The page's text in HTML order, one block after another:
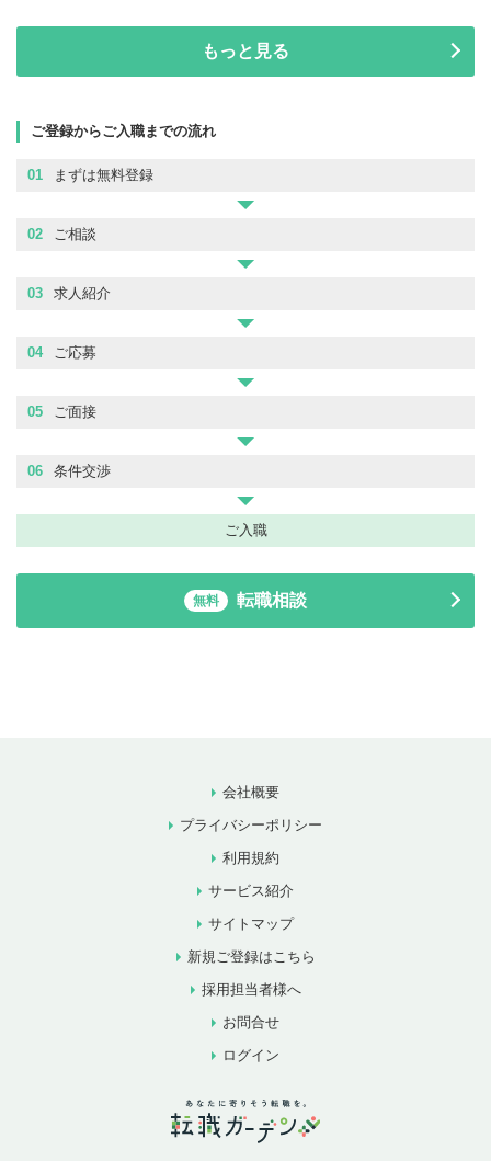
もっと見る
ご登録からご入職までの流れ
01 まずは無料登録
02 ご相談
03 求人紹介
04 ご応募
05 ご面接
06 条件交渉
ご入職
無料 転職相談
会社概要
プライバシーポリシー
利用規約
サービス紹介
サイトマップ
新規ご登録はこちら
採用担当者様へ
お問合せ
ログイン